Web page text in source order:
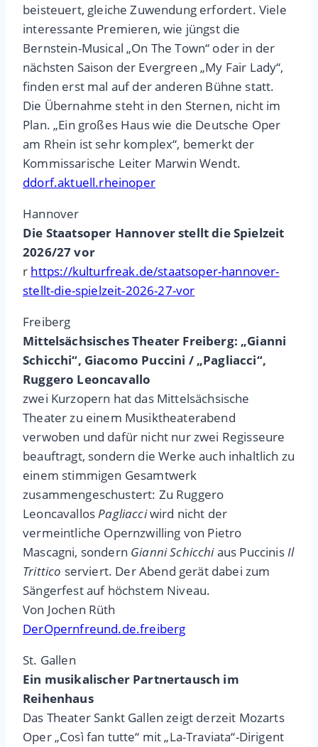
beisteuert, gleiche Zuwendung erfordert. Viele
interessante Premieren, wie jüngst die
Bernstein-Musical „On The Town“ oder in der
nächsten Saison der Evergreen „My Fair Lady“,
finden erst mal auf der anderen Bühne statt.
Die Übernahme steht in den Sternen, nicht im
Plan. „Ein großes Haus wie die Deutsche Oper
am Rhein ist sehr komplex“, bemerkt der
Kommissarische Leiter Marwin Wendt.
ddorf.aktuell.rheinoper
Hannover
Die Staatsoper Hannover stellt die Spielzeit
2026/27 vor
r https://kulturfreak.de/staatsoper-hannover-
stellt-die-spielzeit-2026-27-vor
Freiberg
Mittelsächsisches Theater Freiberg: „Gianni
Schicchi“, Giacomo Puccini / „Pagliacci“,
Ruggero Leoncavallo
zwei Kurzopern hat das Mittelsächsische
Theater zu einem Musiktheaterabend
verwoben und dafür nicht nur zwei Regisseure
beauftragt, sondern die Werke auch inhaltlich zu
einem stimmigen Gesamtwerk
zusammengeschustert: Zu Ruggero
LeoncavallosPagliacciwird nicht der
vermeintliche Opernzwilling von Pietro
Mascagni, sondern Gianni Schicchiaus PuccinisIl
Trittico serviert. Der Abend gerät dabei zum
Sängerfest auf höchstem Niveau.
Von Jochen Rüth
DerOpernfreund.de.freiberg
St. Gallen
Ein musikalischer Partnertausch im
Reihenhaus
Das Theater Sankt Gallen zeigt derzeit Mozarts
Oper „Così fan tutte“ mit „La-Traviata“-Dirigent